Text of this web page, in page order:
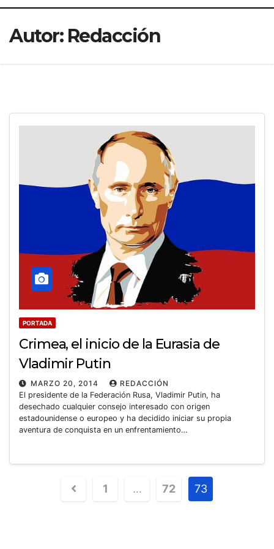
Autor: Redacción
PORTADA
Crimea, el inicio de la Eurasia de
Vladimir Putin
MARZO 20, 2014
REDACCIÓN
El presidente de la Federación Rusa, Vladimir Putin, ha
desechado cualquier consejo interesado con origen
estadounidense o europeo y ha decidido iniciar su propia
aventura de conquista en un enfrentamiento…
1 … 72 73